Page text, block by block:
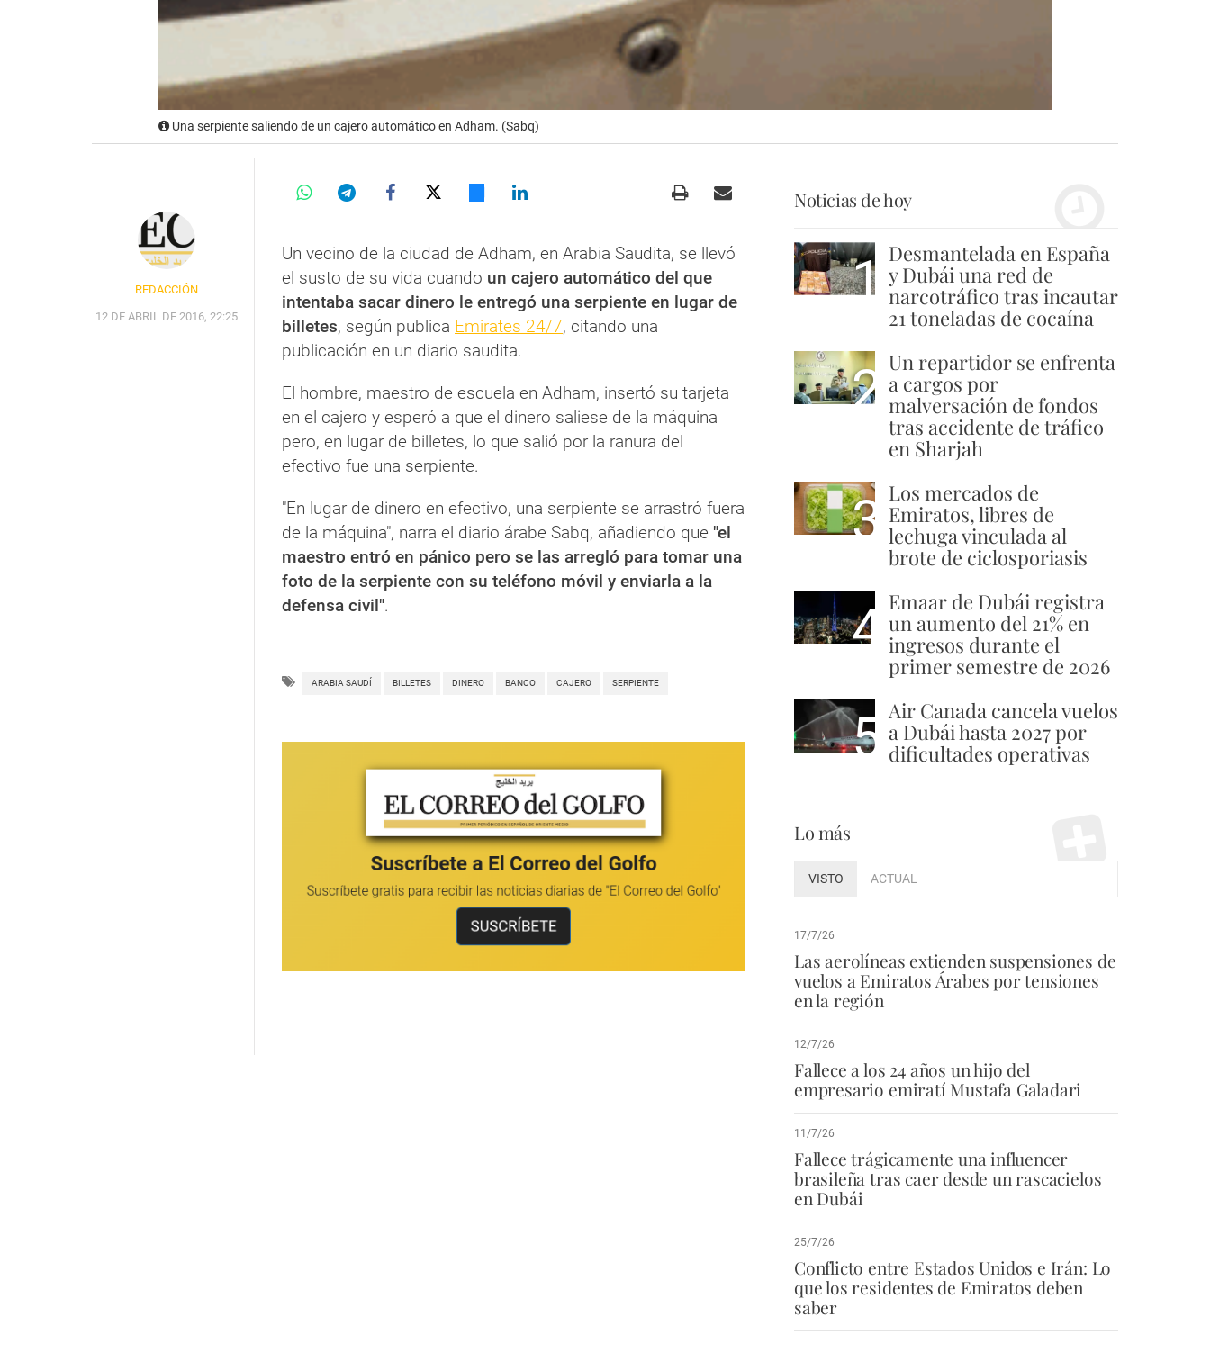
Una serpiente saliendo de un cajero automático en Adham. (Sabq)
REDACCIÓN
12 DE ABRIL DE 2016, 22:25
Un vecino de la ciudad de Adham, en Arabia Saudita, se llevó
el susto de su vida cuando un cajero automático del que
intentaba sacar dinero le entregó una serpiente en lugar de
billetes, según publica Emirates 24/7, citando una
publicación en un diario saudita.
El hombre, maestro de escuela en Adham, insertó su tarjeta
en el cajero y esperó a que el dinero saliese de la máquina
pero, en lugar de billetes, lo que salió por la ranura del
efectivo fue una serpiente.
"En lugar de dinero en efectivo, una serpiente se arrastró fuera
de la máquina", narra el diario árabe Sabq, añadiendo que "el
maestro entró en pánico pero se las arregló para tomar una
foto de la serpiente con su teléfono móvil y enviarla a la
defensa civil".
ARABIA SAUDÍ BILLETES DINERO BANCO CAJERO SERPIENTE
Noticias de hoy
1 Desmantelada en España
y Dubái una red de
narcotráfico tras incautar
21 toneladas de cocaína
2 Un repartidor se enfrenta
a cargos por
malversación de fondos
tras accidente de tráfico
en Sharjah
3 Los mercados de
Emiratos, libres de
lechuga vinculada al
brote de ciclosporiasis
4 Emaar de Dubái registra
un aumento del 21% en
ingresos durante el
primer semestre de 2026
5 Air Canada cancela vuelos
a Dubái hasta 2027 por
dificultades operativas
Lo más
VISTO ACTUAL
17/7/26
Las aerolíneas extienden suspensiones de
vuelos a Emiratos Árabes por tensiones
en la región
12/7/26
Fallece a los 24 años un hijo del
empresario emiratí Mustafa Galadari
11/7/26
Fallece trágicamente una influencer
brasileña tras caer desde un rascacielos
en Dubái
25/7/26
Conflicto entre Estados Unidos e Irán: Lo
que los residentes de Emiratos deben
saber